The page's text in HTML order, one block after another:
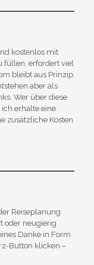
kostenlos mit
füllen, erfordert viel
bleibt aus Prinzip
aber als
Wer über diese
erhalte eine
zusätzliche Kosten
Reiseplanung
oder neugierig
Danke in Form
Button klicken –